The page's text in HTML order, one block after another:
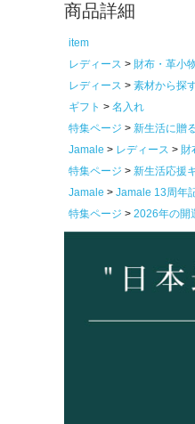
商品詳細
item
レディース
財布・革小
レディース
素材から探
ギフト
名入れ
特集ページ
新生活に贈
Jamale
レディース
財
特集ページ
新生活応援
Jamale
Jamale 13周年
特集ページ
2026年の開